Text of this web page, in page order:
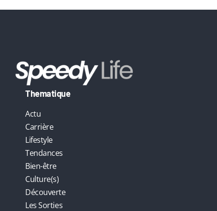
Thematique
Actu
Carrière
Lifestyle
Tendances
Bien-être
Culture(s)
Découverte
Les Sorties